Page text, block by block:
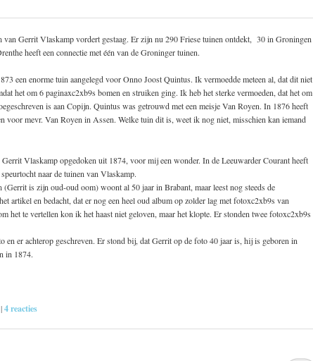
van Gerrit Vlaskamp vordert gestaag. Er zijn nu 290 Friese tuinen ontdekt, 30 in Groningen
heeft een connectie met één van de Groninger tuinen.
een enorme tuin aangelegd voor Onno Joost Quintus. Ik vermoedde meteen al, dat dit niet
het om 6 paginaxc2xb9s bomen en struiken ging. Ik heb het sterke vermoeden, dat het om
is aan Copijn. Quintus was getrouwd met een meisje Van Royen. In 1876 heeft
voor mevr. Van Royen in Assen. Welke tuin dit is, weet ik nog niet, misschien kan iemand
Vlaskamp opgedoken uit 1874, voor mij een wonder. In de Leeuwarder Courant heeft
naar de tuinen van Vlaskamp.
(Gerrit is zijn oud-oud oom) woont al 50 jaar in Brabant, maar leest nog steeds de
artikel en bedacht, dat er nog een heel oud album op zolder lag met fotoxc2xb9s van
het te vertellen kon ik het haast niet geloven, maar het klopte. Er stonden twee fotoxc2xb9s
en er achterop geschreven. Er stond bij, dat Gerrit op de foto 40 jaar is, hij is geboren in
in 1874.
|4reacties